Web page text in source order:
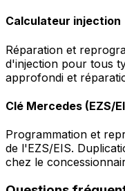
Calculateur injection
Réparation et
d'injection pour tous
approfondi et
Clé Mercedes (EZS/
Programmation et
de l'EZS/EIS.
chez le